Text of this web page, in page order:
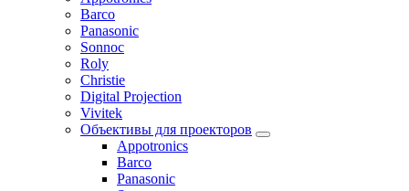
Barco
Panasonic
Sonnoc
Roly
Christie
Digital Projection
Vivitek
Объективы для проекторов
Appotronics
Barco
Panasonic